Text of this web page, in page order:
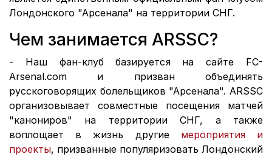
Лондонского "Арсенала" на территории СНГ.
Чем занимается ARSSC?
- Наш фан-клуб базируется на сайте FC-
Arsenal.com и призван объединять
русскоговорящих болельщиков "Арсенала". ARSSC
организовывает совместные посещения матчей
"канониров" на территории СНГ, а также
воплощает в жизнь другие мероприятия и
проекты, призванные популяризовать Лондонский